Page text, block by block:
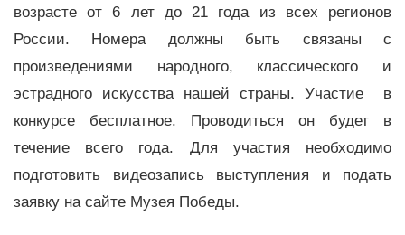
возрасте от 6 лет до 21 года из всех регионов
России. Номера должны быть связаны с
произведениями народного, классического и
эстрадного искусства нашей страны. Участие в
конкурсе бесплатное. Проводиться он будет в
течение всего года. Для участия необходимо
подготовить видеозапись выступления и подать
заявку на сайте Музея Победы.